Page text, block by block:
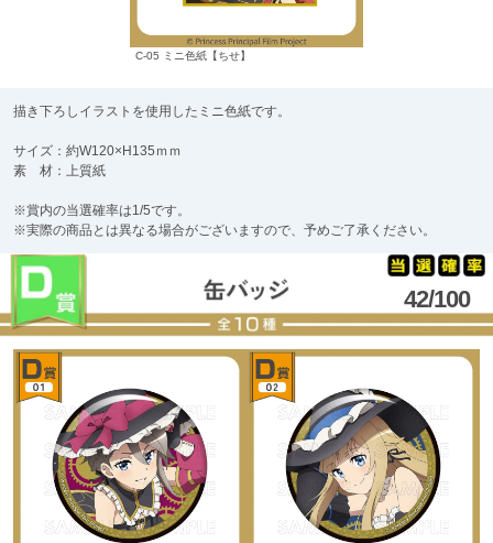
C-05 ミニ色紙【ちせ】
描き下ろしイラストを使用したミニ色紙です。
サイズ：約W120×H135ｍｍ
素 材：上質紙
※賞内の当選確率は1/5です。
※実際の商品とは異なる場合がございますので、予めご了承ください。
42/100